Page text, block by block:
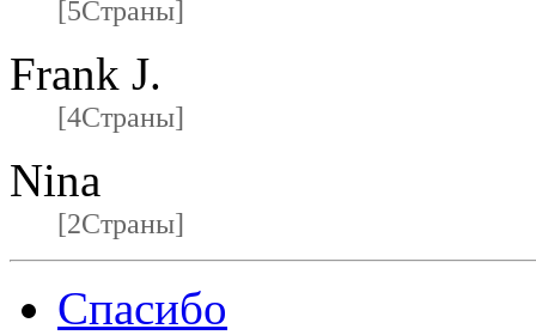
[5Страны]
Frank J.
[4Страны]
Nina
[2Страны]
Спасибо